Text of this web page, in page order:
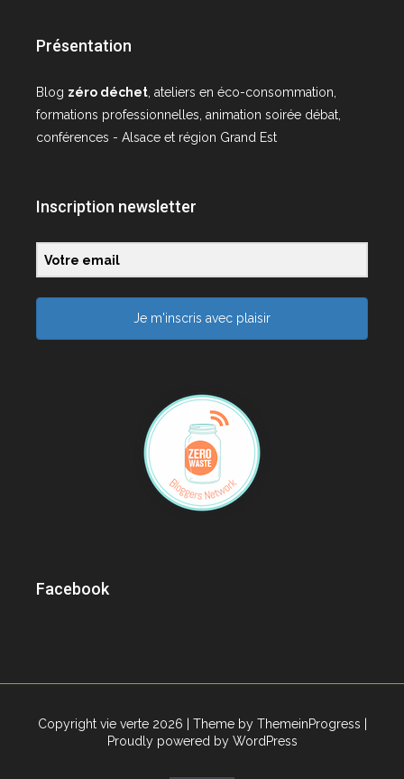
Présentation
Blog zéro déchet, ateliers en éco-consommation,
formations professionnelles, animation soirée débat,
conférences - Alsace et région Grand Est
Inscription newsletter
Je m'inscris avec plaisir
Facebook
Copyright vie verte 2026 | Theme by ThemeinProgress
Proudly powered by WordPress